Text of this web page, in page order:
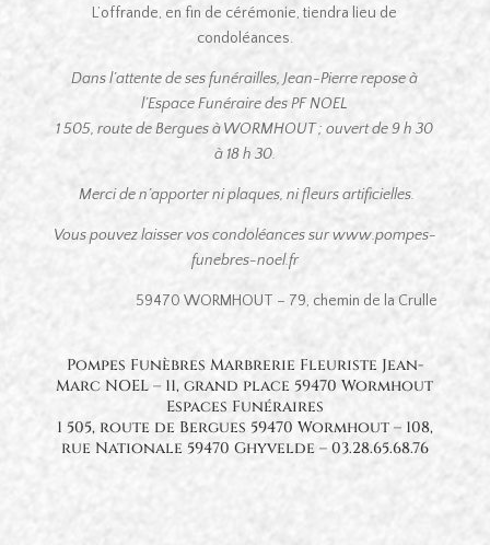
L’offrande, en fin de cérémonie, tiendra lieu de
condoléances.
Dans l’attente de ses funérailles, Jean-Pierre repose à
l’Espace Funéraire des PF NOEL
1 505, route de Bergues à WORMHOUT ; ouvert de 9 h 30
à 18 h 30.
Merci de n’apporter ni plaques, ni fleurs artificielles.
Vous pouvez laisser vos condoléances sur www.pompes-
funebres-noel.fr
59470 WORMHOUT – 79, chemin de la Crulle
Pompes Funèbres Marbrerie Fleuriste Jean-
Marc NOEL – 11, grand place 59470 Wormhout
Espaces Funéraires
1 505, route de Bergues 59470 Wormhout – 108,
rue Nationale 59470 Ghyvelde – 03.28.65.68.76